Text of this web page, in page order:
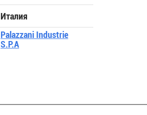
Италия
Palazzani Industrie
S.P.A